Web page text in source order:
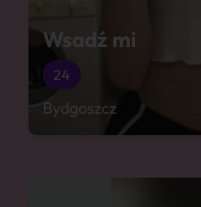
Wsadź mi
24
Bydgoszcz